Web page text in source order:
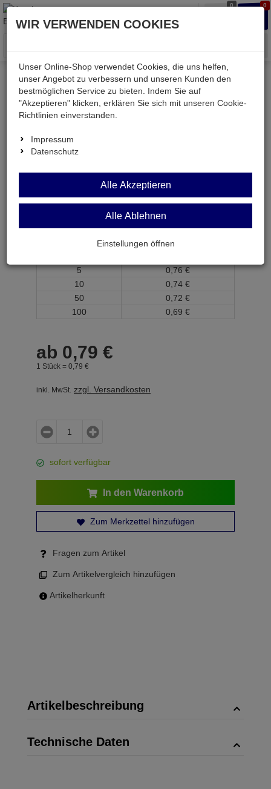
0 0
Menü
Weiter einkaufen Kessler electronic LF347N
LF347N
524654;0
ab Menge
Preis je Stück
5
0,76 €
10
0, 74 €
50
0, 72 €
100
0, 69 €
ab 0,79 €
1 Stück = 0, 79 €
inkl. MwSt. zzgl. Versandkosten
sofort verfügbar
In den Warenkorb
Zum Merkzettel hinzufügen
Fragen zum Artikel
Zum Artikelvergleich hinzufügen
Artikelherkunft
Artikelbeschreibung
Technische Daten
WIR VERWENDEN COOKIES
Unser Online-Shop verwendet Cookies, die uns helfen,
unser Angebot zu verbessern und unseren Kunden den
bestmöglichen Service zu bieten. Indem Sie auf
"Akzeptieren" klicken, erklären Sie sich mit unseren Cookie-
Richtlinien einverstanden.
Impressum
Datenschutz
Alle Akzeptieren
Alle Ablehnen
Einstellungen öffnen